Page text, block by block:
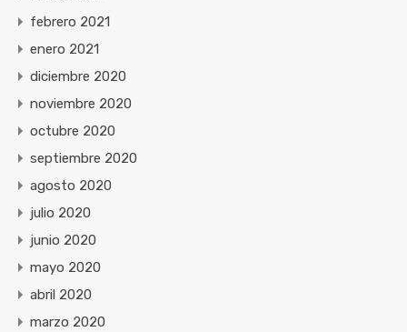
febrero 2021
enero 2021
diciembre 2020
noviembre 2020
octubre 2020
septiembre 2020
agosto 2020
julio 2020
junio 2020
mayo 2020
abril 2020
marzo 2020